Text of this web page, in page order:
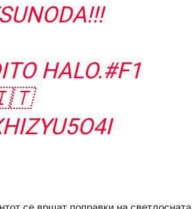
HALO.#F1